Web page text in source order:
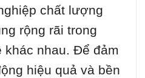
chất lượng
rộng rãi trong
khác nhau. Để đảm
hiệu quả và bền